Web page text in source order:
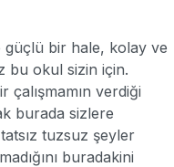
güçlü bir hale, kolay ve
bu okul sizin için.
verdiği
burada sizlere
tuzsuz şeyler
buradakini